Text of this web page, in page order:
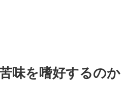
味を嗜好するのか